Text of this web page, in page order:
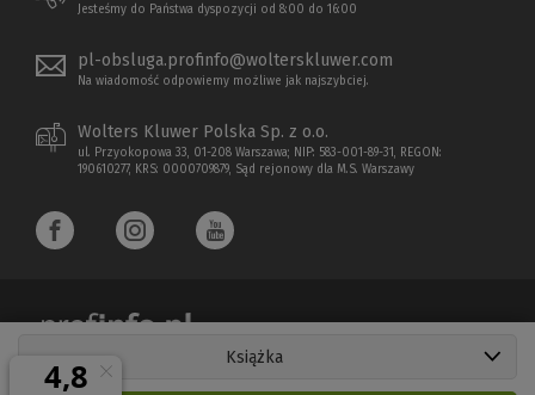
Książka
Jesteśmy do Państwa dyspozycji od 8:00 do 16:00
pl-obsluga.profinfo@wolterskluwer.com
Na wiadomość odpowiemy możliwe jak najszybciej.
Wolters Kluwer Polska Sp. z o.o.
ul. Przyokopowa 33, 01-208 Warszawa; NIP: 583-001-89-31, REGON:
190610277, KRS: 0000709879, Sąd rejonowy dla M.S. Warszawy
Copyright 1997 - 2026 Wolters Kluwer Polska Sp. z o.o.